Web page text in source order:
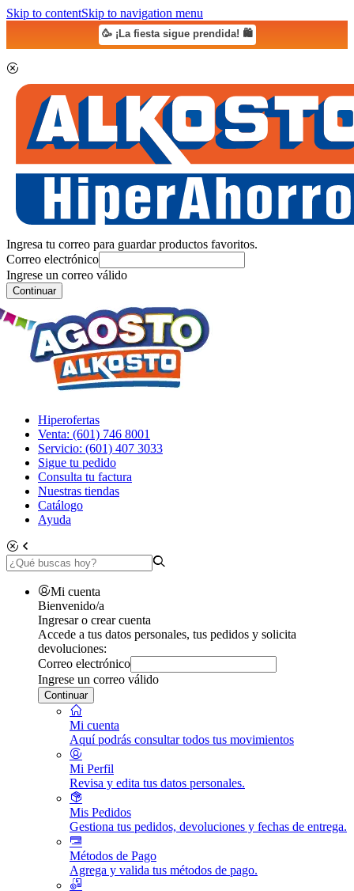
Skip to contentSkip to navigation menu
🥳 ¡La fiesta sigue prendida! 🛍️
Ingresa tu correo para guardar productos favoritos.
Correo electrónico
Ingrese un correo válido
Continuar
Hiperofertas
Venta: (601) 746 8001
Servicio: (601) 407 3033
Sigue tu pedido
Consulta tu factura
Nuestras tiendas
Catálogo
Ayuda
Mi cuenta
Bienvenido/a
Ingresar o crear cuenta
Accede a tus datos personales, tus pedidos y solicita
devoluciones:
Correo electrónico
Ingrese un correo válido
Continuar
Mi cuenta
Aquí podrás consultar todos tus movimientos
Mi Perfil
Revisa y edita tus datos personales.
Mis Pedidos
Gestiona tus pedidos, devoluciones y fechas de entrega.
Métodos de Pago
Agrega y valida tus métodos de pago.